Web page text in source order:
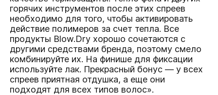
горячих инструментов после этих спреев
необходимо для того, чтобы активировать
действие полимеров за счет тепла. Все
продукты Blow.Dry хорошо сочетаются с
другими средствами бренда, поэтому смело
комбинируйте их. На финише для фиксации
используйте лак. Прекрасный бонус — у всех
спреев приятная отдушка, а еще они
подходят для всех типов волос».